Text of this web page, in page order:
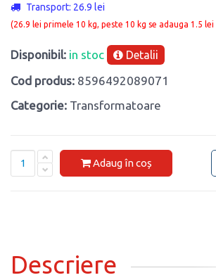
Transport: 26.9 lei
(26.9 lei primele 10 kg, peste 10 kg se adauga 1.5 lei
Disponibil: in stoc Detalii
Cod produs: 8596492089071
Categorie: Transformatoare
Adaug în coș
Descriere